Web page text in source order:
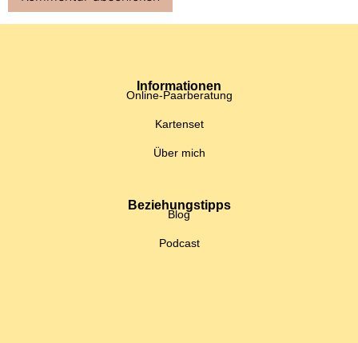
Informationen
Online-Paarberatung
Kartenset
Über mich
Beziehungstipps
Blog
Podcast